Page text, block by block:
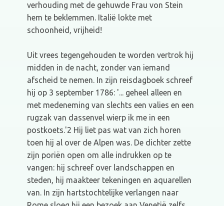
verhouding met de gehuwde Frau von Stein
hem te beklemmen. Italië lokte met
schoonheid, vrijheid!
Uit vrees tegengehouden te worden vertrok hij
midden in de nacht, zonder van iemand
afscheid te nemen. In zijn reisdagboek schreef
hij op 3 september 1786: '... geheel alleen en
met medeneming van slechts een valies en een
rugzak van dassenvel wierp ik me in een
postkoets.'2 Hij liet pas wat van zich horen
toen hij al over de Alpen was. De dichter zette
zijn poriën open om alle indrukken op te
vangen: hij schreef over landschappen en
steden, hij maakteer tekeningen en aquarellen
van. In zijn hartstochtelijke verlangen naar